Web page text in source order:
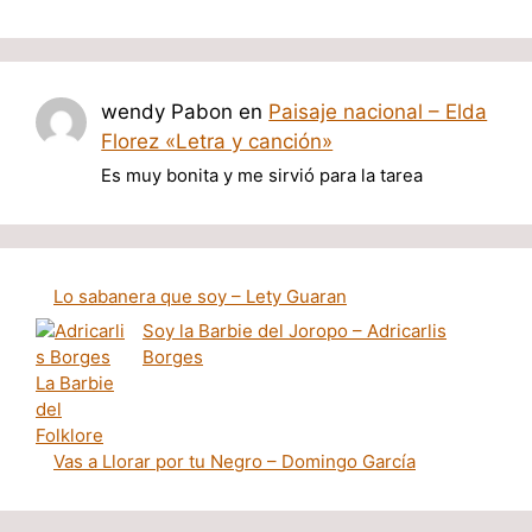
wendy Pabon en Paisaje nacional – Elda
Florez «Letra y canción»
Es muy bonita y me sirvió para la tarea
Lo sabanera que soy – Lety Guaran
Soy la Barbie del Joropo – Adricarlis
Borges
Vas a Llorar por tu Negro – Domingo García